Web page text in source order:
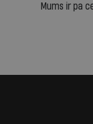
Mums ir pa